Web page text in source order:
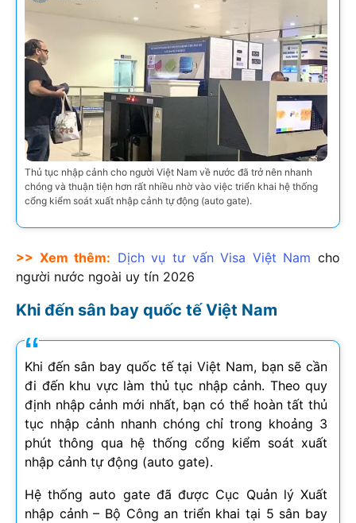
Thủ tục nhập cảnh cho người Việt Nam về nước đã trở nên nhanh
chóng và thuận tiện hơn rất nhiều nhờ vào việc triển khai hệ thống
cổng kiểm soát xuất nhập cảnh tự động (auto gate).
>> Xem thêm: Dịch vụ tư vấn Visa Việt Nam cho
người nước ngoài uy tín 2026
Khi đến sân bay quốc tế Việt Nam
Khi đến sân bay quốc tế tại Việt Nam, bạn sẽ cần
đi đến khu vực làm thủ tục nhập cảnh. Theo quy
định nhập cảnh mới nhất, bạn có thể hoàn tất thủ
tục nhập cảnh nhanh chóng chỉ trong khoảng 3
phút thông qua hệ thống cổng kiểm soát xuất
nhập cảnh tự động (auto gate).
Hệ thống auto gate đã được Cục Quản lý Xuất
nhập cảnh – Bộ Công an triển khai tại 5 sân bay